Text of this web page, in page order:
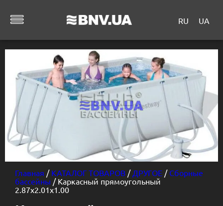
RU UA
Главная / КАТАЛОГ ТОВАРОВ / ДРУГОЕ / Сборные
бассейны / Каркасный прямоугольный
2.87х2.01х1.00